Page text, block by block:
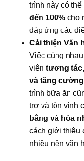
trình này có
đến 100%cho
đáp ứng các
Cải thiện Văn
Việc cùng
viên tương
và tăng
trình bữa ăn
trợ và tôn vinh
bằng và hòa
cách giới thiệu
nhiều nền văn